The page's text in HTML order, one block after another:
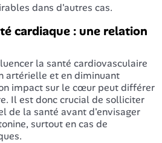
dans d'autres cas.
cardiaque : une relation
la santé cardiovasculaire
artérielle et en diminuant
impact sur le cœur peut différer
Il est donc crucial de solliciter
de la santé avant d'envisager
surtout en cas de